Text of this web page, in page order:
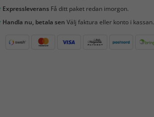
ExpressleveransFå ditt paket redan imorgon.
Handla nu, betala sen Välj faktura eller konto i kassan.